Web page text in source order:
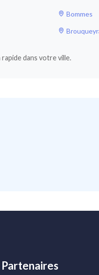
Bommes
dans votre ville.
Partenaires